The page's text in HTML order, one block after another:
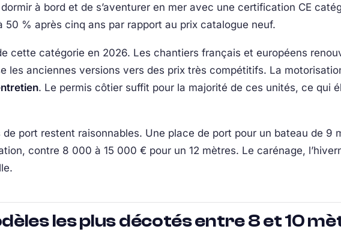
à bord et de s’aventurer en mer avec une certification CE
% après cinq ans par rapport au prix catalogue neuf.
cette catégorie en 2026. Les chantiers français et européens
les anciennes versions vers des prix très compétitifs. La
. Le permis côtier suffit pour la majorité de ces unités, ce qui
port restent raisonnables. Une place de port pour un bateau de 9
contre 8 000 à 15 000 € pour un 12 mètres. Le carénage,
les plus décotés entre 8 et 10